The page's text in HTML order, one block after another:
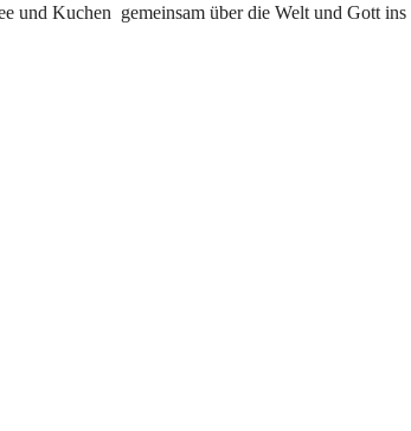
und Kuchen gemeinsam über die Welt und Gott ins